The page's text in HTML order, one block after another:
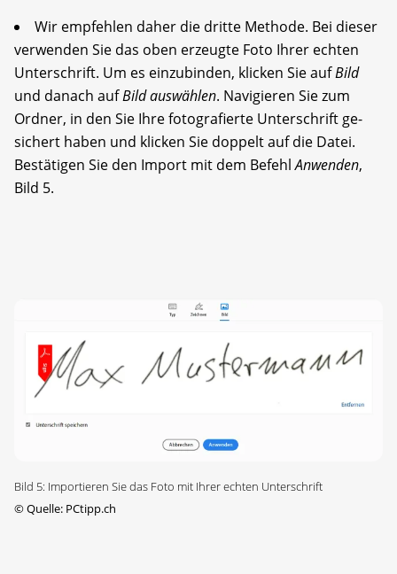
Wir empfehlen daher die dritte Methode. Bei dieser
verwenden Sie das oben erzeugte Foto Ihrer echten
Unterschrift. Um es einzubinden, klicken Sie aufBild
und danach aufBild auswählen. Navigieren Sie zum
Ordner, in den Sie Ihre fotografierte Unterschrift ge­
sichert haben und klicken Sie doppelt auf die Datei.
Bestätigen Sie den Import mit dem BefehlAnwenden,
Bild 5.
Bild 5: Importieren Sie das Foto mit Ihrer echten Unterschrift
©Quelle: PCtipp.ch